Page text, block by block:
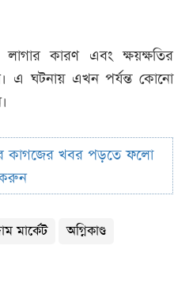
কারণ এবং ক্ষয়ক্ষতির
এ ঘটনায় এখন পর্যন্ত কোনো
কাগজের খবর পড়তে ফলো
মার্কেট অগ্নিকাণ্ড